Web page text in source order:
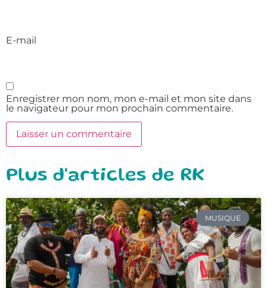
E-mail
Enregistrer mon nom, mon e-mail et mon site dans
le navigateur pour mon prochain commentaire.
Plus d'articles de RK
MUSIQUE